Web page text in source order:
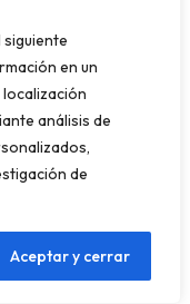
en un
análisis de
de
Aceptar y cerrar
y
interacción
necesidades
en los
por